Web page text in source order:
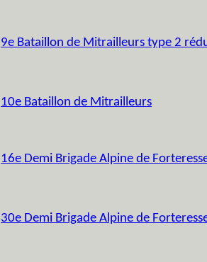
9e Bataillon de Mitrailleurs type 2
10e Bataillon de Mitrailleurs
16e Demi Brigade Alpine de
30e Demi Brigade Alpine de